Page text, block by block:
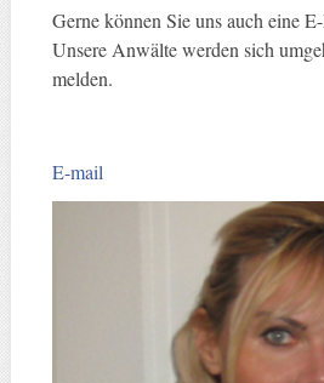
Gerne können Sie uns auch eine
Unsere Anwälte werden sich
melden.
E-mail